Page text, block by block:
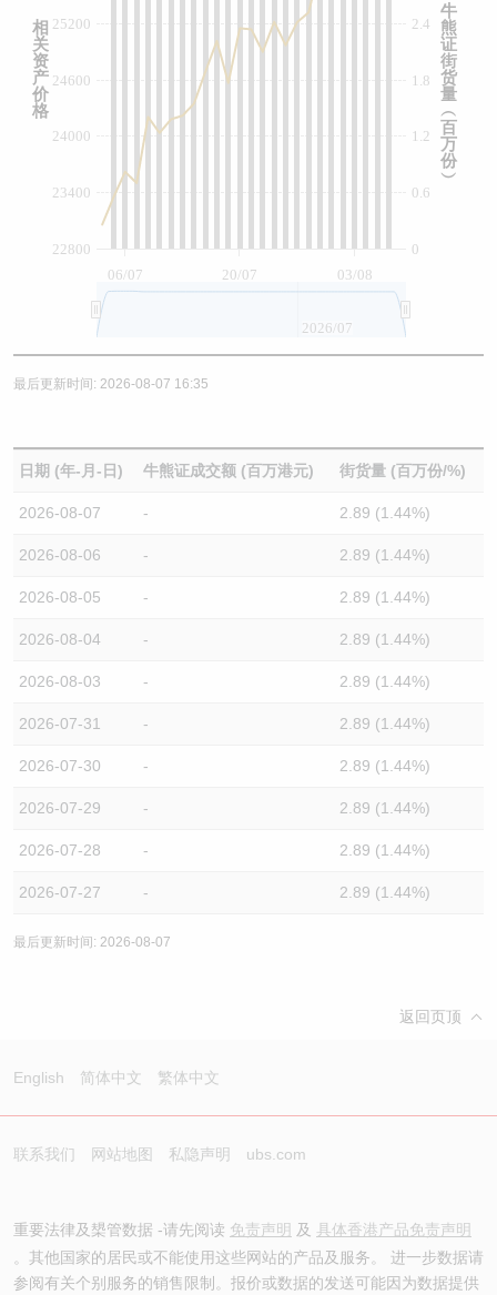
06/07 20/07 03/08
0
0.6
1.2
1.8
2.4
22800
23400
24000
24600
25200
2026/07
牛
熊
证
街
货
量
︵
百
万
份
︶
相
关
资
产
价
格
最后更新时间: 2026-08-07 16:35
日期 (年-月-日) 牛熊证成交额 (百万港元) 街货量 (百万份/%)
2026-08-07 - 2.89 (1.44%)
2026-08-06 - 2.89 (1.44%)
2026-08-05 - 2.89 (1.44%)
2026-08-04 - 2.89 (1.44%)
2026-08-03 - 2.89 (1.44%)
2026-07-31 - 2.89 (1.44%)
2026-07-30 - 2.89 (1.44%)
2026-07-29 - 2.89 (1.44%)
2026-07-28 - 2.89 (1.44%)
2026-07-27 - 2.89 (1.44%)
最后更新时间: 2026-08-07
返回页顶
English 简体中文 繁体中文
联系我们 网站地图 私隐声明 ubs.com
重要法律及槼管数据 -请先阅读 免责声明 及 具体香港产品免责声明
。其他国家的居民或不能使用这些网站的产品及服务。 进一步数据请
参阅有关个别服务的销售限制。报价或数据的发送可能因为数据提供
牛熊证文件及公告 (瑞信)
收市竞价变化